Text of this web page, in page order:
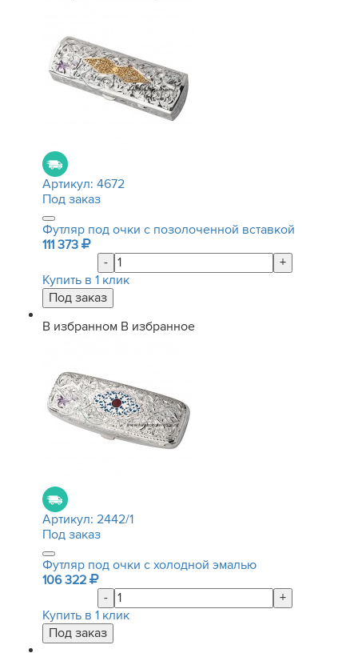
Артикул: 4672
Под заказ
Футляр под очки с позолоченной вставкой
111 373
-
+
Купить в 1 клик
В избранном В избранное
Артикул: 2442/1
Под заказ
Футляр под очки с холодной эмалью
106 322
-
+
Купить в 1 клик